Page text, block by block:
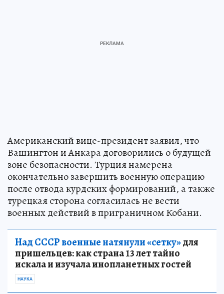
Американский вице-президент заявил, что
Вашингтон и Анкара договорились о будущей
зоне безопасности. Турция намерена
окончательно завершить военную операцию
после отвода курдских формирований, а также
турецкая сторона согласилась не вести
военных действий в приграничном Кобани.
Над СССР военные натянули «сетку»для
пришельцев: как страна 13 лет тайно
искала и изучала инопланетных гостей
НАУКА